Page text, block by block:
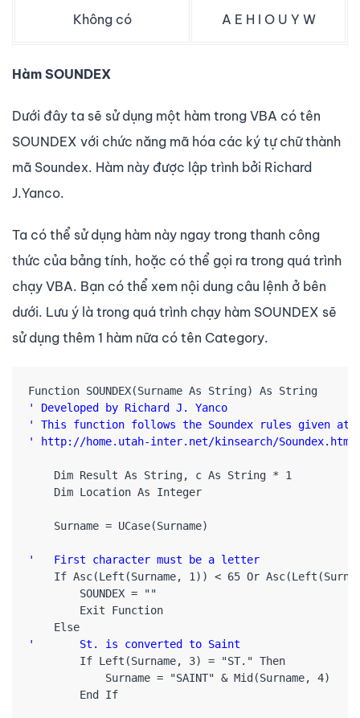
Không có A E H I O U Y W
Hàm SOUNDEX
Dưới đây ta sẽ sử dụng một hàm trong VBA có tên
SOUNDEX với chức năng mã hóa các ký tự chữ thành
mã Soundex. Hàm này được lập trình bởi Richard
J.Yanco.
Ta có thể sử dụng hàm này ngay trong thanh công
thức của bảng tính, hoặc có thể gọi ra trong quá trình
chạy VBA. Bạn có thể xem nội dung câu lệnh ở bên
dưới. Lưu ý là trong quá trình chạy hàm SOUNDEX sẽ
sử dụng thêm 1 hàm nữa có tên Category.
' Developed by Richard J. Yanco
' This function follows the Soundex rules given at
' http://home.utah-inter.net/kinsearch/Soundex.html
    Dim Result As String, c As String * 1
    Dim Location As Integer
    Surname = UCase(Surname)
'   First character must be a letter
If Asc(Left(Surname, 1)) < 65 Or
        SOUNDEX = ""
        Exit Function
'       St. is converted to Saint
        If Left(Surname, 3) = "ST." Then
            Surname = "SAINT" & Mid(Surname, 4)
        End If